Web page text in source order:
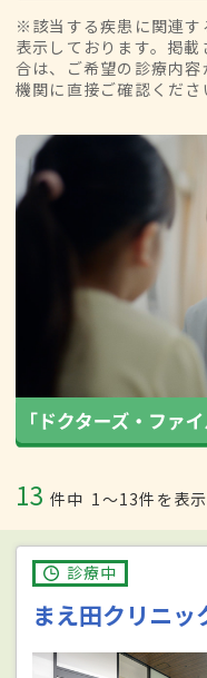
※該当する疾患に関連す
表示しております。掲
合は、ご希望の診療内
機関に直接ご確認くださ
13 件中 1〜13件を表示
診療中
まえ田クリニッ